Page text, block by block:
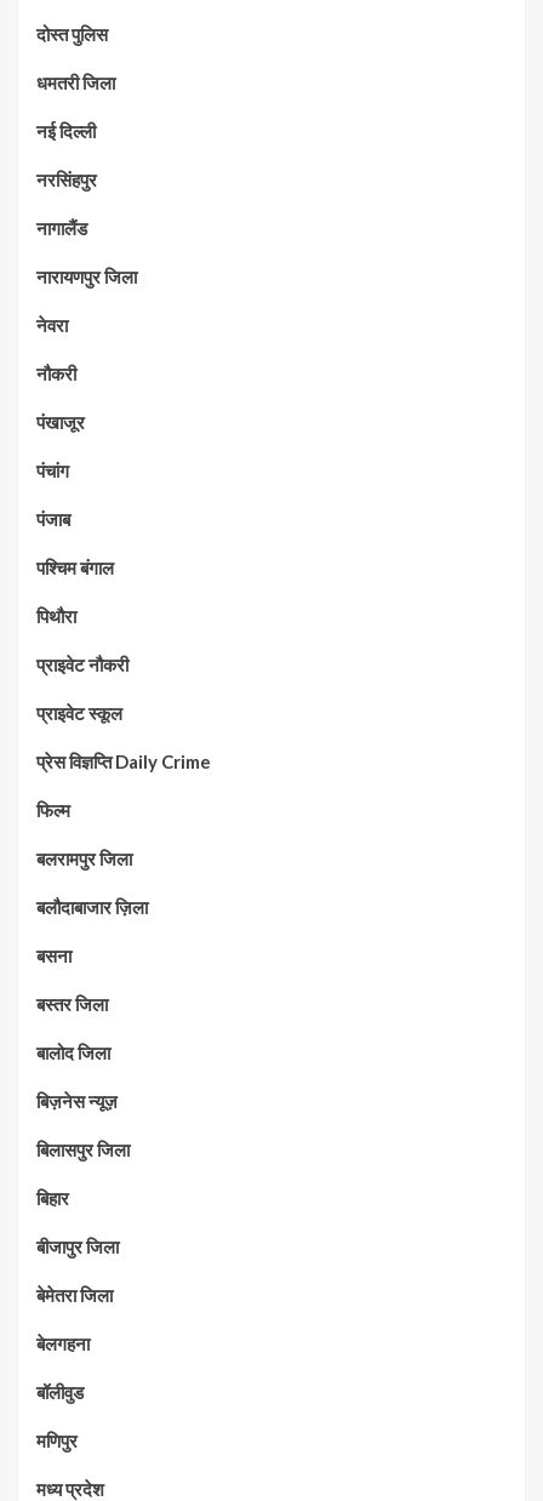
दोस्त पुलिस
धमतरी जिला
नई दिल्ली
नरसिंहपुर
नागालैंड
नारायणपुर जिला
नेवरा
नौकरी
पंखाजूर
पंचांग
पंजाब
पश्चिम बंगाल
पिथौरा
प्राइवेट नौकरी
प्राइवेट स्कूल
प्रेस विज्ञप्ति Daily Crime
फिल्म
बलरामपुर जिला
बलौदाबाजार ज़िला
बसना
बस्तर जिला
बालोद जिला
बिज़नेस न्यूज़
बिलासपुर जिला
बिहार
बीजापुर जिला
बेमेतरा जिला
बेलगहना
बॉलीवुड
मणिपुर
मध्‍य प्रदेश